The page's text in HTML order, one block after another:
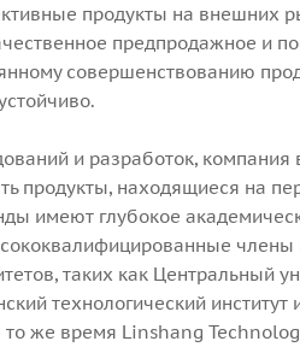
продукты на внешних
предпродажное и
совершенствованию
и разработок,
продукты, находящиеся на
имеют глубокое
члены
таких как Центральный
технологический
то же время Linshang